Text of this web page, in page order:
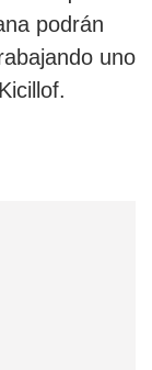
podrán
uno